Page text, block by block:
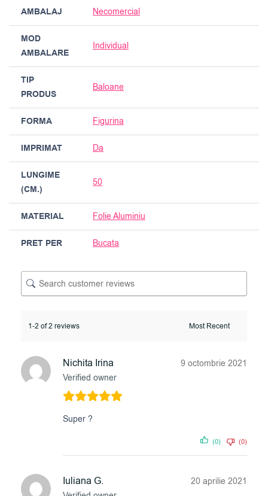
AMBALAJ Necomercial
MOD
AMBALARE
Individual
TIP
PRODUS
Baloane
FORMA Figurina
IMPRIMAT Da
LUNGIME
(CM.)
50
MATERIAL Folie Aluminiu
PRET PER Bucata
1-2 of 2 reviews
Nichita Irina
Verified owner
9 octombrie 2021
Super ?
(0) (0)
Iuliana G. 20 aprilie 2021